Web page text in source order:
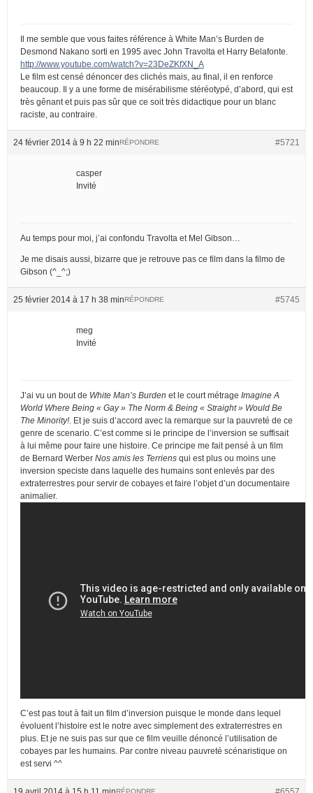
Il me semble que vous faites référence à White Man’s Burden de
Desmond Nakano sorti en 1995 avec John Travolta et Harry Belafonte.
http://www.youtube.com/watch?v=23DeZKfXN_A
Le film est censé dénoncer des clichés mais, au final, il en renforce
beaucoup. Il y a une forme de misérabilisme stéréotypé, d’abord, qui est
très gênant et puis pas sûr que ce soit très didactique pour un blanc
raciste, au contraire.
24 février 2014 à 9 h 22 min #5721
RÉPONDRE
casper
Invité
Au temps pour moi, j’ai confondu Travolta et Mel Gibson…
Je me disais aussi, bizarre que je retrouve pas ce film dans la filmo de
Gibson (^_^;)
25 février 2014 à 17 h 38 min #5745
RÉPONDRE
meg
Invité
J’ai vu un bout de White Man’s Burden et le court métrage Imagine A
World Where Being « Gay » The Norm & Being « Straight » Would Be
The Minority!. Et je suis d’accord avec la remarque sur la pauvreté de ce
genre de scenario. C’est comme si le principe de l’inversion se suffisait
à lui même pour faire une histoire. Ce principe me fait pensé à un film
de Bernard Werber Nos amis les Terriens qui est plus ou moins une
inversion speciste dans laquelle des humains sont enlevés par des
extraterrestres pour servir de cobayes et faire l’objet d’un documentaire
animalier.
C’est pas tout à fait un film d’inversion puisque le monde dans lequel
évoluent l’histoire est le notre avec simplement des extraterrestres en
plus. Et je ne suis pas sur que ce film veuille dénoncé l’utilisation de
cobayes par les humains. Par contre niveau pauvreté scénaristique on
est servi ^^
RÉPONDRE